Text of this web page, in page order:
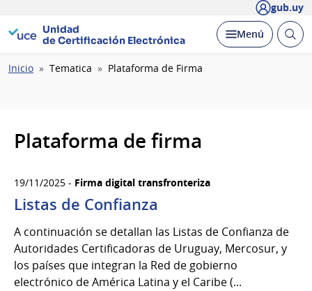
gub.uy
Unidad
de Certificación Electrónica
Desplegar
Menú Abrir
Ruta
Inicio Tematica Plataforma de Firma
Plataforma de firma
19/11/2025 - Firma digital transfronteriza
Listas de Confianza
A continuación se detallan las Listas de Confianza de
Autoridades Certificadoras de Uruguay, Mercosur, y
los países que integran la Red de gobierno
electrónico de América Latina y el Caribe (...